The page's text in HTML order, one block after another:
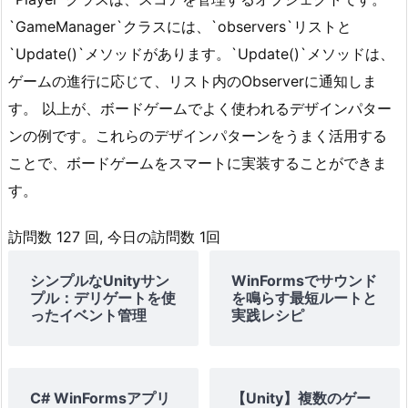
`GameManager`クラスには、`observers`リストと
`Update()`メソッドがあります。`Update()`メソッドは、
ゲームの進行に応じて、リスト内のObserverに通知しま
す。 以上が、ボードゲームでよく使われるデザインパター
ンの例です。これらのデザインパターンをうまく活用する
ことで、ボードゲームをスマートに実装することができま
す。
訪問数 127 回, 今日の訪問数 1回
シンプルなUnityサン
プル：デリゲートを使
ったイベント管理
WinFormsでサウンド
を鳴らす最短ルートと
実践レシピ
C# WinFormsアプリ
【Unity】複数のゲー